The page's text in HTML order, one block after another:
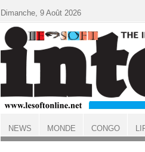
ACCUEIL
Dimanche, 9 Août 2026
NEWS MONDE CONGO